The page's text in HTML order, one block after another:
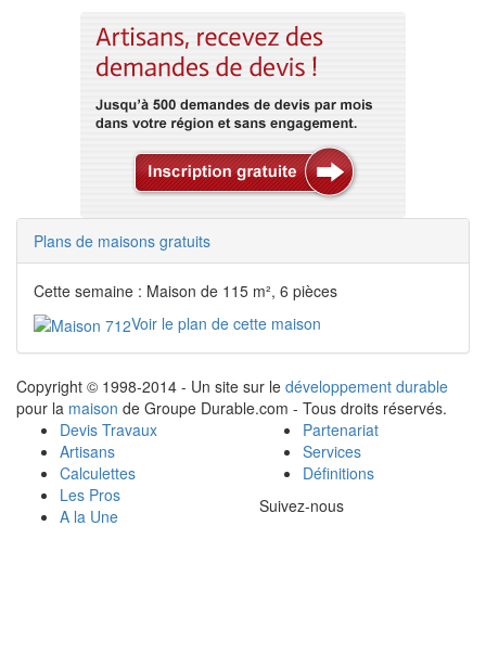
Plans de maisons gratuits
Cette semaine : Maison de 115 m², 6 pièces
Voir le plan de cette maison
Copyright © 1998-2014 - Un site sur le développement durable
pour la maison de Groupe Durable.com - Tous droits réservés.
Devis Travaux
Artisans
Calculettes
Les Pros
A la Une
Partenariat
Services
Définitions
Suivez-nous